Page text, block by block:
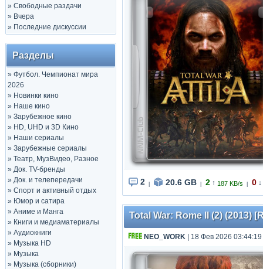
» Свободные раздачи
» Вчера
» Последние дискуссии
Разделы
» Футбол. Чемпионат мира
2026
» Новинки кино
» Наше кино
» Зарубежное кино
» HD, UHD и 3D Кино
» Наши сериалы
» Зарубежные сериалы
» Театр, МузВидео, Разное
» Док. TV-бренды
» Док. и телепередачи
» Спорт и активный отдых
» Юмор и сатира
» Аниме и Манга
» Книги и медиаматериалы
» Аудиокниги
» Музыка HD
» Музыка
» Музыка (сборники)
2 20.6 GB 2 ↑ 187 KB/s 0 ↓
Total War: Rome II (2) (2013)
NEO_WORK | 18 Фев 2026 03:44:19